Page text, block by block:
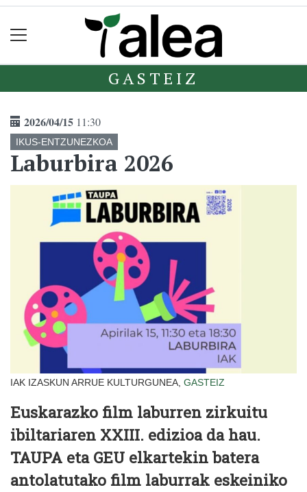
GASTEIZ
2026/04/15 11:30
IKUS-ENTZUNEZKOA
Laburbira 2026
IAK IZASKUN ARRUE KULTURGUNEA, GASTEIZ
Euskarazko film laburren zirkuitu
ibiltariaren XXIII. edizioa da hau.
TAUPA eta GEU elkartekin batera
antolatutako film laburrak eskeiniko